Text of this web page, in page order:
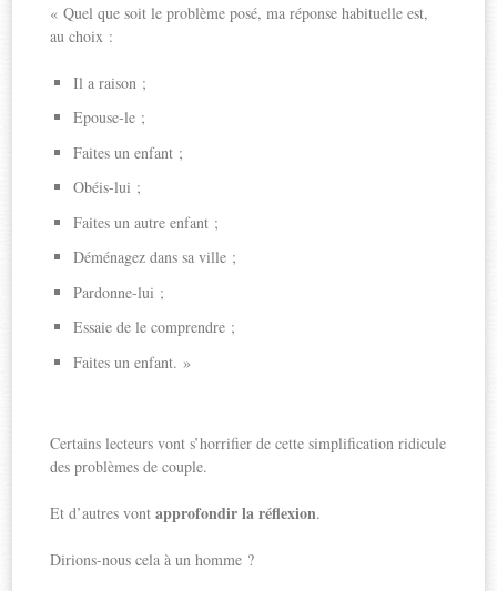
« Quel que soit le problème posé, ma réponse habituelle est,
au choix :
Il a raison ;
Epouse-le ;
Faites un enfant ;
Obéis-lui ;
Faites un autre enfant ;
Déménagez dans sa ville ;
Pardonne-lui ;
Essaie de le comprendre ;
Faites un enfant. »
Certains lecteurs vont s’horrifier de cette simplification ridicule
des problèmes de couple.
Et d’autres vontapprofondir la réflexion.
Dirions-nous cela à un homme ?